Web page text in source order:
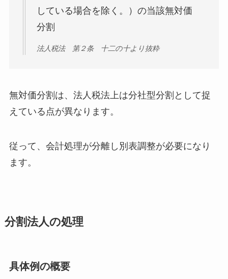
している場合を除く。）の当該無対価
分割
法人税法 第２条 十二の十より抜粋
無対価分割は、法人税法上は分社型分割として捉
えている点が異なります。
従って、会計処理が分離し別表調整が必要になり
ます。
分割法人の処理
具体例の概要